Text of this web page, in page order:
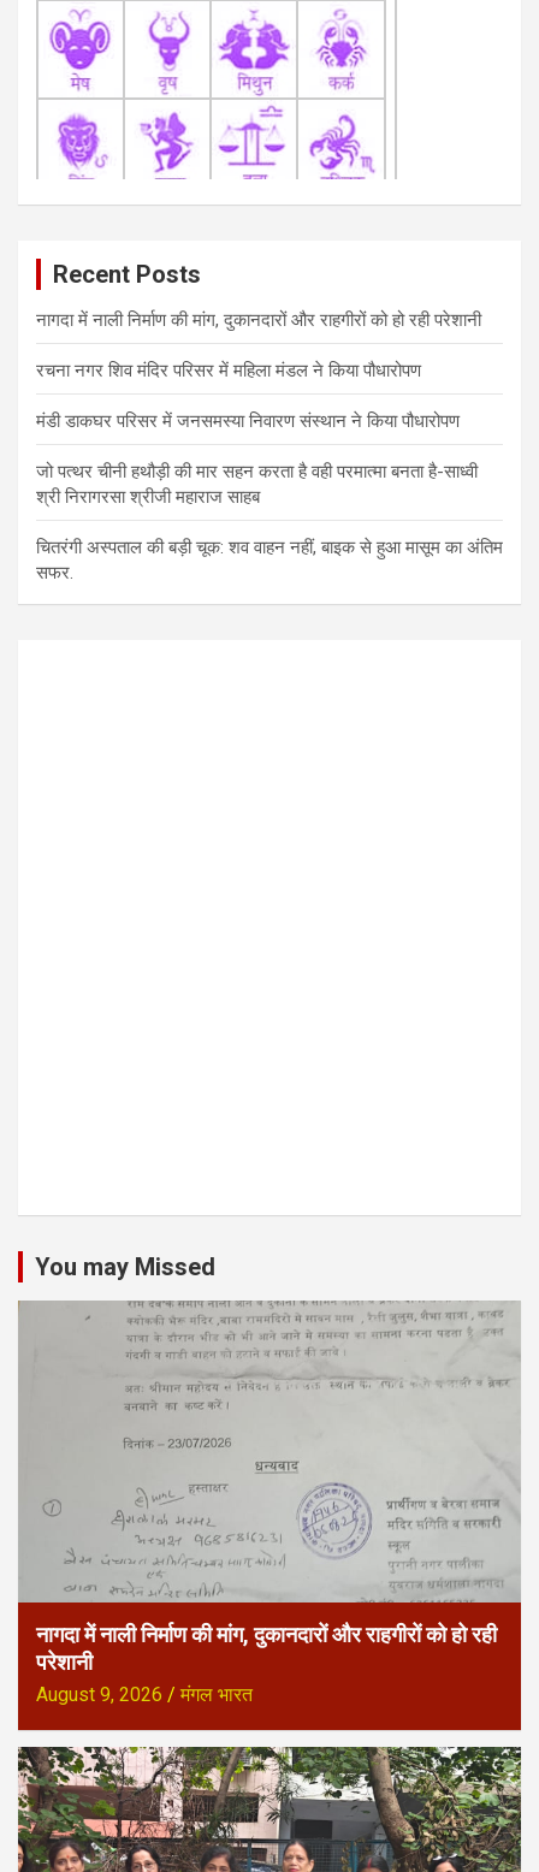
Recent Posts
नागदा में नाली निर्माण की मांग, दुकानदारों और राहगीरों को हो रही परेशानी
रचना नगर शिव मंदिर परिसर में महिला मंडल ने किया पौधारोपण
मंडी डाकघर परिसर में जनसमस्या निवारण संस्थान ने किया पौधारोपण
जो पत्थर चीनी हथौड़ी की मार सहन करता है वही परमात्मा बनता है-साध्वी
श्री निरागरसा श्रीजी महाराज साहब
चितरंगी अस्पताल की बड़ी चूक: शव वाहन नहीं, बाइक से हुआ मासूम का अंतिम
सफर.
You may Missed
नागदा में नाली निर्माण की मांग, दुकानदारों और राहगीरों को हो रही
परेशानी
August 9, 2026 मंगल भारत